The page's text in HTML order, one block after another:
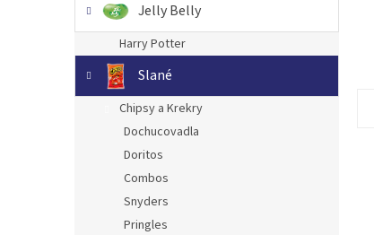
Jelly Belly
Harry Potter
Slané
Chipsy a Krekry
Dochucovadla
Doritos
Combos
Snyders
Pringles